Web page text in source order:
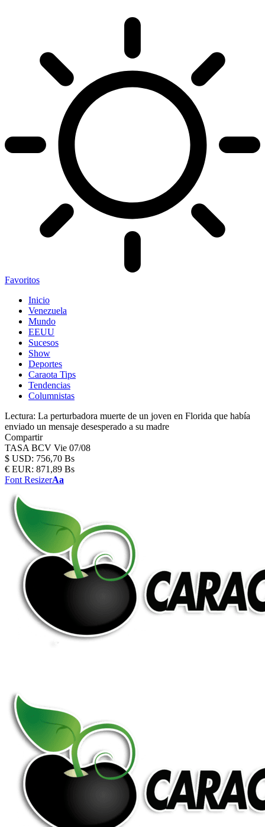
Favoritos
Inicio
Venezuela
Mundo
EEUU
Sucesos
Show
Deportes
Caraota Tips
Tendencias
Columnistas
Lectura: La perturbadora muerte de un joven en Florida que había
enviado un mensaje desesperado a su madre
Compartir
TASA BCV Vie 07/08
$ USD: 756,70 Bs
€ EUR: 871,89 Bs
Font ResizerAa